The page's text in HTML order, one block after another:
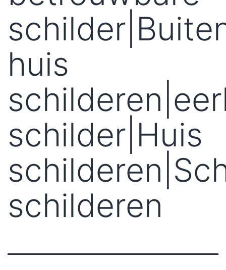
huis
schilder|Huis
schilderen